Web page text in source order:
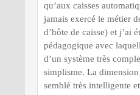
qu’aux caisses
jamais exercé le métier
d’hôte de caisse) et j’ai
pédagogique avec
d’un système très
simplisme. La
semblé très intelligente